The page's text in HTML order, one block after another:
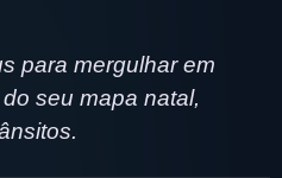
para mergulhar em
seu mapa natal,